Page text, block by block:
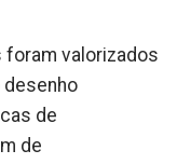
valorizados
desenho
de
de